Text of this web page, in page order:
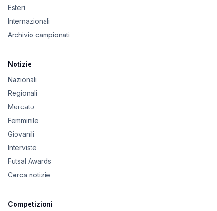
Esteri
Internazionali
Archivio campionati
Notizie
Nazionali
Regionali
Mercato
Femminile
Giovanili
Interviste
Futsal Awards
Cerca notizie
Competizioni